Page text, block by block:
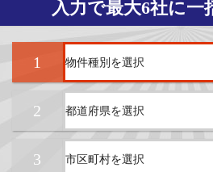
入力で最大6社に一
1
2
3